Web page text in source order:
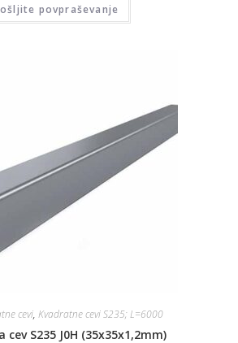
povpraševanje
cevi, Kvadratne cevi S235; L=6000
cev S235 J0H (35x35x1,2mm)